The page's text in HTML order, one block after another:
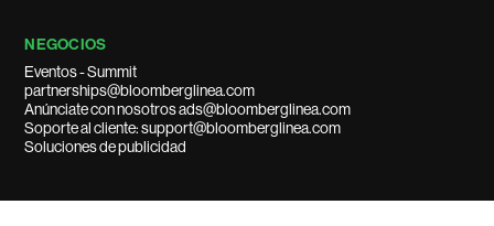
NEGOCIOS
Eventos - Summit
partnerships@bloomberglinea.com
Anúnciate con nosotros ads@bloomberglinea.com
Soporte al cliente: support@bloomberglinea.com
Soluciones de publicidad